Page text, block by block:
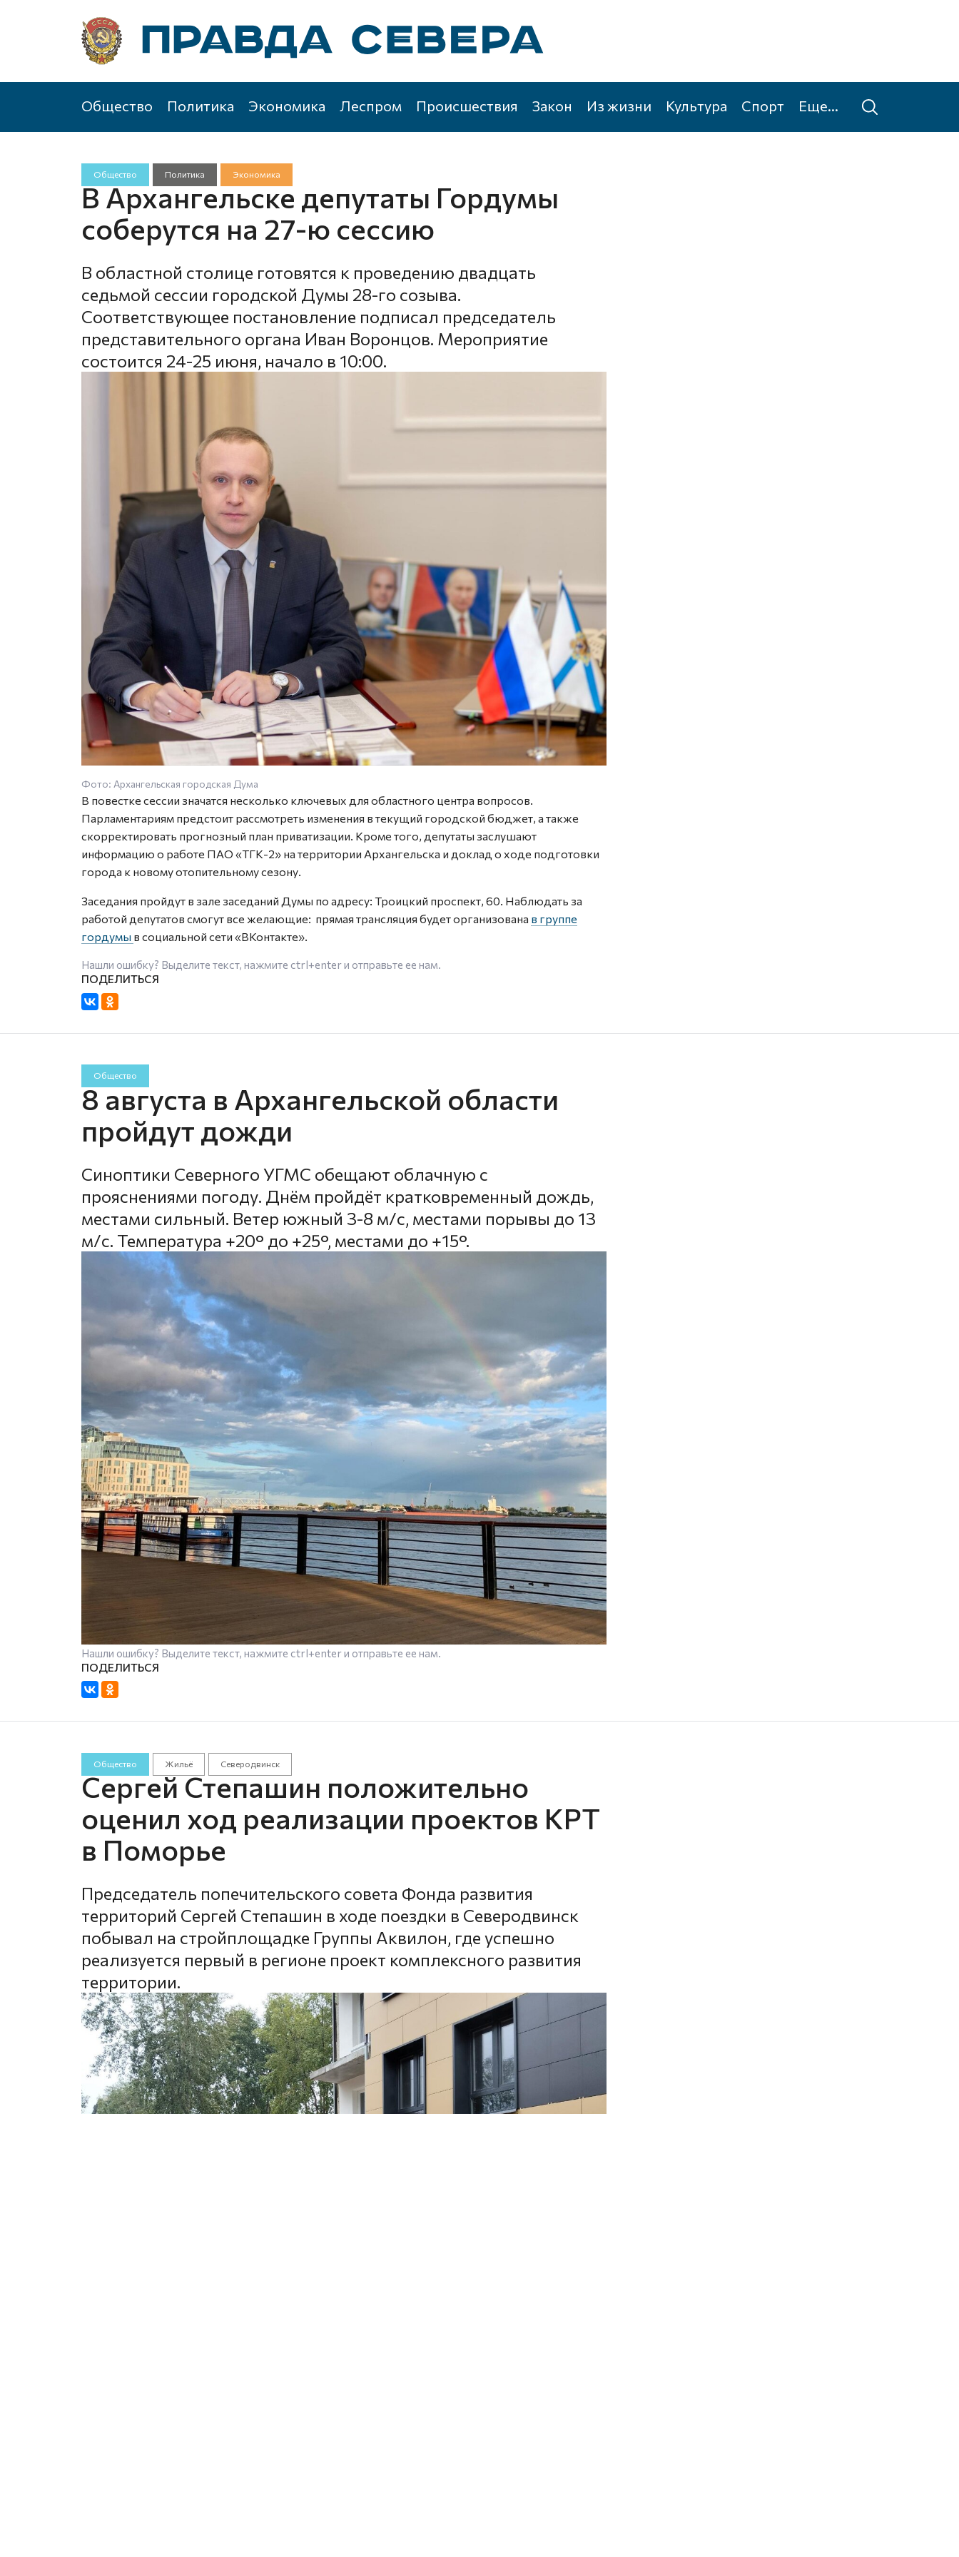
Общество Политика Экономика Леспром Происшествия Закон Из жизни Культура Спорт Еще...
Общество Политика Экономика
В Архангельске депутаты Гордумы
соберутся на 27-ю сессию
В областной столице готовятся к проведению двадцать
седьмой сессии городской Думы 28-го созыва.
Соответствующее постановление подписал председатель
представительного органа Иван Воронцов. Мероприятие
состоится 24-25 июня, начало в 10:00.
Фото: Архангельская городская Дума
В повестке сессии значатся несколько ключевых для областного центра вопросов.
Парламентариям предстоит рассмотреть изменения в текущий городской бюджет, а также
скорректировать прогнозный план приватизации. Кроме того, депутаты заслушают
информацию о работе ПАО «ТГК-2» на территории Архангельска и доклад о ходе подготовки
города к новому отопительному сезону.
Заседания пройдут в зале заседаний Думы по адресу: Троицкий проспект, 60. Наблюдать за
работой депутатов смогут все желающие: прямая трансляция будет организована в группе
гордумы в социальной сети «ВКонтакте».
Нашли ошибку? Выделите текст, нажмите ctrl+enterи отправьте ее нам.
Общество
8 августа в Архангельской области
пройдут дожди
Синоптики Северного УГМС обещают облачную с
прояснениями погоду. Днём пройдёт кратковременный дождь,
местами сильный. Ветер южный 3-8 м/с, местами порывы до 13
м/с. Температура +20° до +25°, местами до +15°.
Нашли ошибку? Выделите текст, нажмите ctrl+enterи отправьте ее нам.
Общество Жильё Северодвинск
Сергей Степашин положительно
оценил ход реализации проектов КРТ
в Поморье
Председатель попечительского совета Фонда развития
территорий Сергей Степашин в ходе поездки в Северодвинск
побывал на стройплощадке Группы Аквилон, где успешно
реализуется первый в регионе проект комплексного развития
территории.